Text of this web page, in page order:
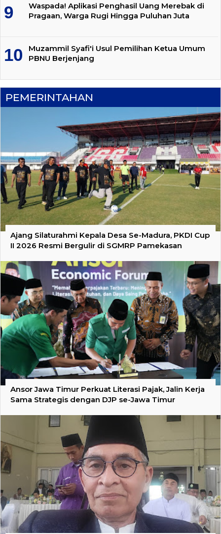
Waspada! Aplikasi Penghasil Uang Merebak di
Pragaan, Warga Rugi Hingga Puluhan Juta
Muzammil Syafi'i Usul Pemilihan Ketua Umum
PBNU Berjenjang
PEMERINTAHAN
Ajang Silaturahmi Kepala Desa Se-Madura, PKDI Cup
II 2026 Resmi Bergulir di SGMRP Pamekasan
Ansor Jawa Timur Perkuat Literasi Pajak, Jalin Kerja
Sama Strategis dengan DJP se-Jawa Timur